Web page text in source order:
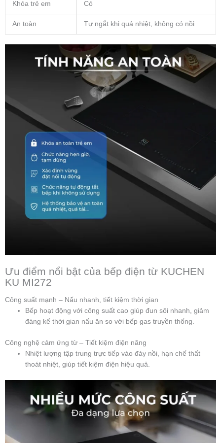
Khóa trẻ em Có
An toàn Tự ngắt khi quá nhiệt, không có nồi
Ưu điểm nổi bật của bếp điện từ KUCHEN
KU MI272
Công suất mạnh – Nấu nhanh, tiết kiệm thời gian
Bếp hoạt động với công suất cao giúp đun sôi nhanh, giảm
đáng kể thời gian nấu ăn so với bếp gas truyền thống.
Công nghệ cảm ứng từ – Tiết kiệm điện năng
Nhiệt lượng tập trung trực tiếp vào đáy nồi, hạn chế thất
thoát nhiệt, giúp tiết kiệm điện hiệu quả.